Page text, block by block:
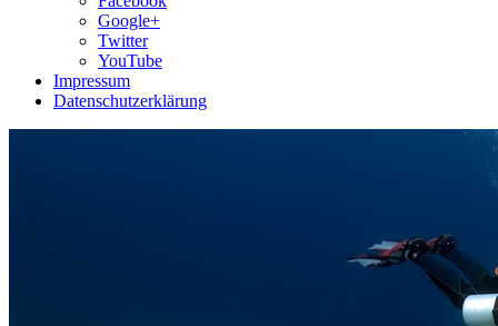
Google+
Twitter
YouTube
Impressum
Datenschutzerklärung
umgezogen und wie gewohnt
https://www.sidemount-